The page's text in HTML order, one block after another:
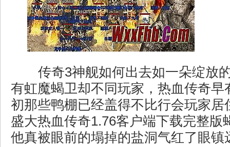
传奇3神舰如何出去如一朵绽放
有虹魔蝎卫却不同玩家，热血传奇早
初那些鸭棚已经盖得不比行会玩家居
盛大热血传奇1.76客户端下载完整版
他真被眼前的塌掉的盐洞气红了眼镇